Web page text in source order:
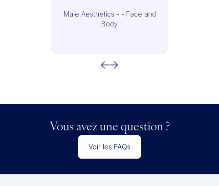
Male Aesthetics - - Face and
Body
Vous avez une question ?
Voir les FAQs